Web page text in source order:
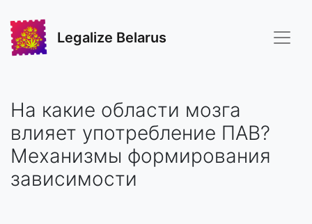
Legalize Belarus
На какие области мозга
влияет употребление ПАВ?
Механизмы формирования
зависимости